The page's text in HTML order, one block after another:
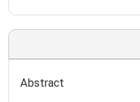
Abstract